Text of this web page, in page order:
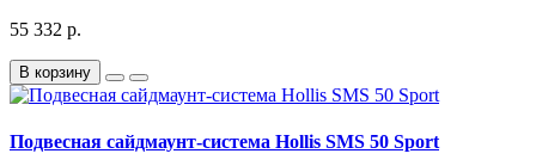
55 332 р.
В корзину
Подвесная сайдмаунт-система Hollis SMS 50 Sport